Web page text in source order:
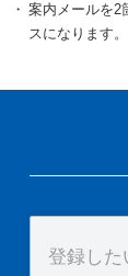
案内メールを2
スになります。